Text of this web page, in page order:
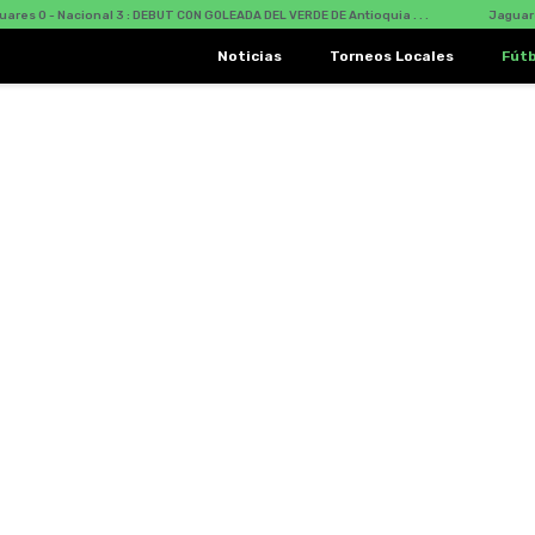
Nacional 3 : DEBUT CON GOLEADA DEL VERDE DE Antioquia . . . Jaguares Vs
Noticias Torneos Locales